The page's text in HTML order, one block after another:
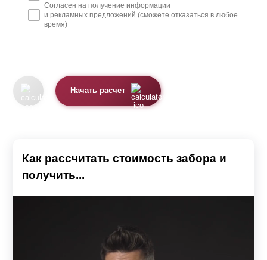
Согласен на получение информации
и рекламных предложений (сможете отказаться в любое
время)
Начать расчет
Как рассчитать стоимость забора и
получить...